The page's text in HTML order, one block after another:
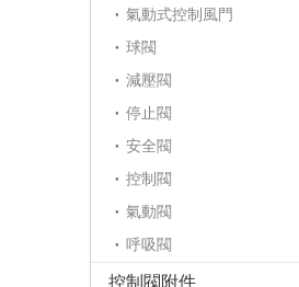
氣動式控制風門
球閥
減壓閥
停止閥
安全閥
控制閥
氣動閥
呼吸閥
控制閥附件